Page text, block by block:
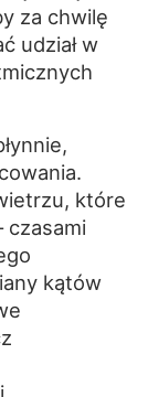
za chwilę
udział w
które
czasami
kątów